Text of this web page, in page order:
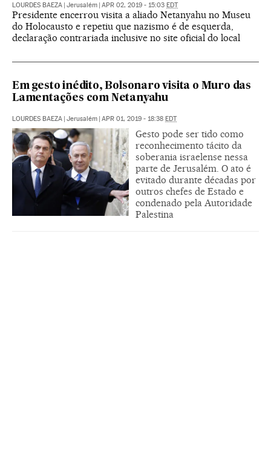
LOURDES BAEZA Jerusalém APR 02, 2019 - 15:03 EDT
Presidente encerrou visita a aliado Netanyahu no Museu
do Holocausto e repetiu que nazismo é de esquerda,
declaração contrariada inclusive no site oficial do local
Em gesto inédito, Bolsonaro visita o Muro das
Lamentações com Netanyahu
LOURDES BAEZA Jerusalém APR 01, 2019 - 18:38 EDT
Gesto pode ser tido como
reconhecimento tácito da
soberania israelense nessa
parte de Jerusalém. O ato é
evitado durante décadas por
outros chefes de Estado e
condenado pela Autoridade
Palestina